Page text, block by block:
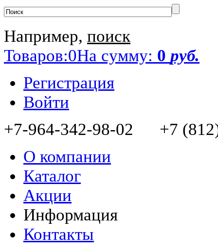
Например, поиск
Товаров:0На сумму: 0 руб.
Регистрация
Войти
+7-964-342-98-02 +7
О компании
Каталог
Акции
Информация
Контакты